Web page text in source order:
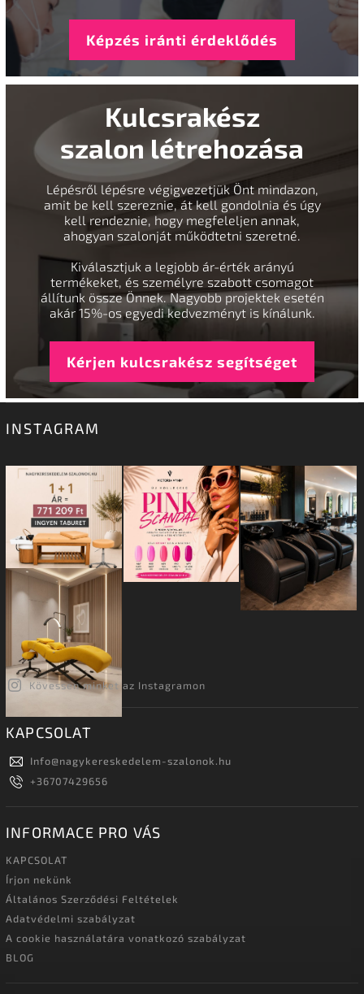
Képzés iránti érdeklődés
Kulcsrakész
szalon létrehozása
Lépésről lépésre végigvezetjük Önt mindazon,
amit be kell szereznie, át kell gondolnia és úgy
kell rendeznie, hogy megfeleljen annak,
ahogyan szalonját működtetni szeretné.
Kiválasztjuk a legjobb ár-érték arányú
termékeket, és személyre szabott csomagot
állítunk össze Önnek. Nagyobb projektek esetén
akár 15%-os egyedi kedvezményt is kínálunk.
Kérjen kulcsrakész segítséget
INSTAGRAM
Kövessen minket az Instagramon
KAPCSOLAT
Info@nagykereskedelem-szalonok.hu
+36707429656
INFORMACE PRO VÁS
KAPCSOLAT
Írjon nekünk
Általános Szerződési Feltételek
Adatvédelmi szabályzat
A cookie használatára vonatkozó szabályzat
BLOG